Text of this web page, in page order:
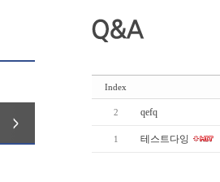
Index
2 qefq
1 테스트다잉